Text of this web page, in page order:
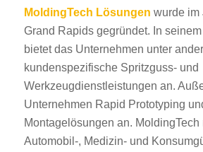
MoldingTech Lösungen wurde im
Grand Rapids gegründet. In
bietet das Unternehmen unter
kundenspezifische Spritzguss- und
Werkzeugdienstleistungen an.
Unternehmen Rapid Prototyping
Montagelösungen an.
Automobil-, Medizin- und